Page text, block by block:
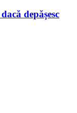
depășesc